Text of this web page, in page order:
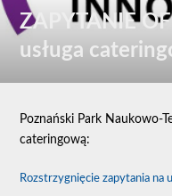
ZAPYTANIE
usługa
Poznański Park Naukowo-
cateringową:
Rozstrzygnięcie zapytania na